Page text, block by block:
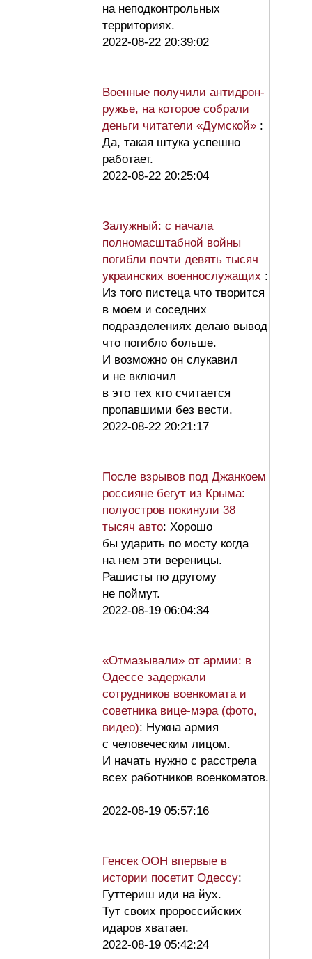
на неподконтрольных
территориях.
2022-08-22 20:39:02
Военные получили антидрон-
ружье, на которое собрали
деньги читатели «Думской» :
Да, такая штука успешно
работает.
2022-08-22 20:25:04
Залужный: с начала
полномасштабной войны
погибли почти девять тысяч
украинских военнослужащих :
Из того пистеца что творится
в моем и соседних
подразделениях делаю вывод
что погибло больше.
И возможно он слукавил
и не включил
в это тех кто считается
пропавшими без вести.
2022-08-22 20:21:17
После взрывов под Джанкоем
россияне бегут из Крыма:
полуостров покинули 38
тысяч авто: Хорошо
бы ударить по мосту когда
на нем эти вереницы.
Рашисты по другому
не поймут.
2022-08-19 06:04:34
«Отмазывали» от армии: в
Одессе задержали
сотрудников военкомата и
советника вице-мэра (фото,
видео): Нужна армия
с человеческим лицом.
И начать нужно с расстрела
всех работников военкоматов.
2022-08-19 05:57:16
Генсек ООН впервые в
истории посетит Одессу:
Гуттериш иди на йух.
Тут своих пророссийских
идаров хватает.
2022-08-19 05:42:24